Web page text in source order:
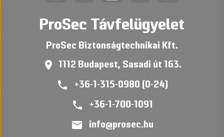
ProSec Távfelügyelet
ProSec Biztonságtechnikai Kft.
place 1112 Budapest, Sasadi út 163.
phone +36-1-315-0980 (0-24)
phone +36-1-700-1091
mail info@prosec.hu